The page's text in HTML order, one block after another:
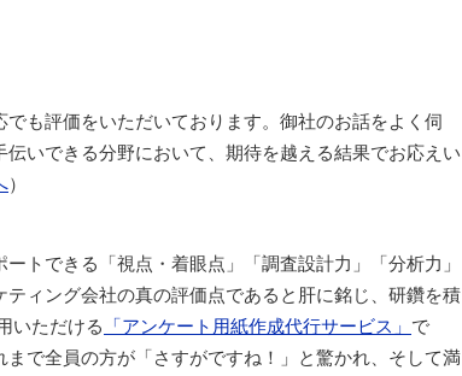
も評価をいただいております。御社のお話をよく伺
いできる分野において、期待を越える結果でお応えい
）
トできる「視点・着眼点」「調査設計力」「分析力」
ティング会社の真の評価点であると肝に銘じ、研鑽を積
いただける
「アンケート用紙作成代行サービス」 で
まで全員の方が「さすがですね！」と驚かれ、そして満